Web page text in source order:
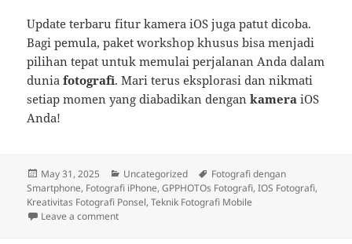
Update terbaru fitur kamera iOS juga patut dicoba.
Bagi pemula, paket workshop khusus bisa menjadi
pilihan tepat untuk memulai perjalanan Anda dalam
duniafotografi. Mari terus eksplorasi dan nikmati
setiap momen yang diabadikan dengankamera iOS
Anda!
Posted
on
May 31, 2025 Categories
Uncategorized Tags
Fotografi dengan
Smartphone, Fotografi iPhone,GPPHOTOs Fotografi,IOS Fotografi,
Kreativitas Fotografi Ponsel,Teknik Fotografi Mobile
Leave a commenton Memperdalam Teknik Fotografi Melalui IOS Anda